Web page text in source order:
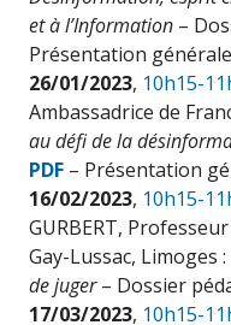
et à l’Information –
Présentation
26/01/2023, 10h15-
Ambassadrice de
au défi de la
PDF – Présentation
16/02/2023, 10h15-
GURBERT,
Gay-Lussac, Limoges :
de juger– Dossier
17/03/2023, 10h15-